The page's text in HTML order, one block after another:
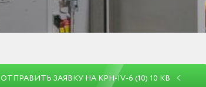
ОТПРАВИТЬ ЗАЯВКУ НА КРН-IV-6 (10) 10 КВ